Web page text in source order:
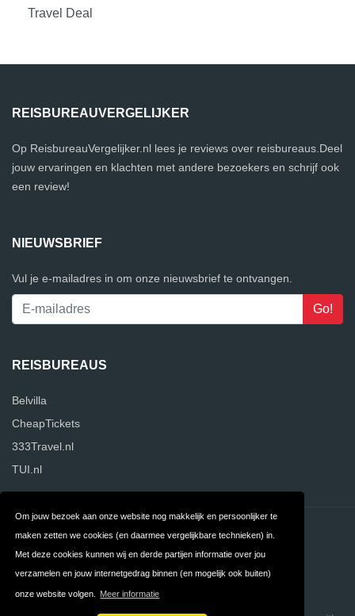
Om jouw bezoek aan onze website nog makkelijk en persoonlijker te
maken zetten we cookies (en daarmee vergelijkbare technieken) in.
Met deze cookies kunnen wij en derde partijen informatie over jou
verzamelen en jouw internetgedrag binnen (en mogelijk ook buiten)
onze website volgen. Meer informatie
Travel Deal
REISBUREAUVERGELIJKER
Op ReisbureauVergelijker.nl lees je reviews over reisbureaus.Deel
jouw ervaringen en klachten met andere bezoekers en schrijf ook
een review!
NIEUWSBRIEF
Vul je e-mailadres in om onze nieuwsbrief te ontvangen.
REISBUREAUS
Belvilla
CheapTickets
333Travel.nl
TUI.nl
Contact Privacy
Algemene FAQ